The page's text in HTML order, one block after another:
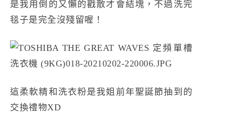
是我用倒的又懶的戳散才會結塊，不過洗完
毯子是完全沒殘留喔！
這柔軟精和洗衣粉是我姐前年聖誕節抽到的
交換禮物XD